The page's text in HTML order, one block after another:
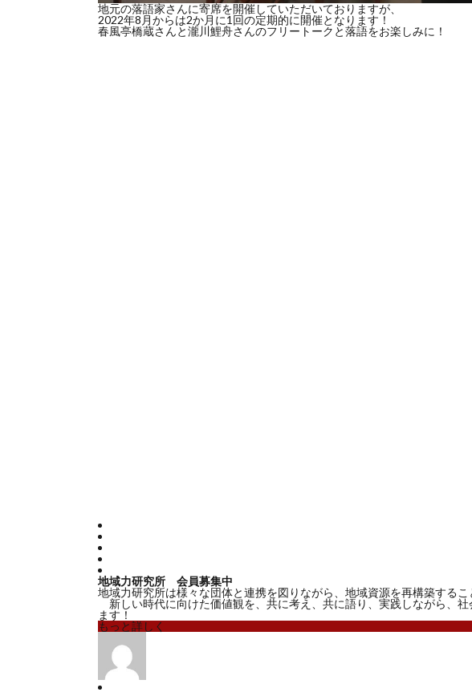
地元の落語家さんに寄席を開催していただいておりますが、
2022年8月からは2か月に1回の定期的に開催となります！
春風亭橋蔵さんと瀧川鯉舟さんのフリートークと落語をお楽しみに！
地域力研究所 会員募集中
地域力研究所は様々な団体と連携を図りながら、地域資源を再構築する
新しい時代に向けた価値観を、共に考え、共に語り、実践しながら、
ます！
もっと詳しく